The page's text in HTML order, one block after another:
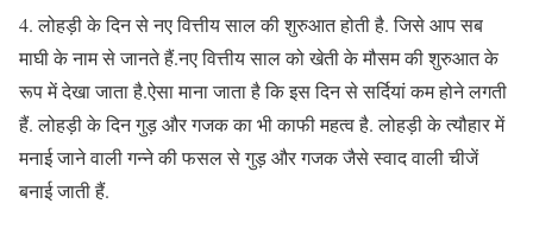
4. लोहड़ी के दिन से नए वित्तीय साल की शुरुआत होती है. जिसे आप सब
माघी के नाम से जानते हैं.नए वित्तीय साल को खेती के मौसम की शुरुआत के
रूप में देखा जाता है.ऐसा माना जाता है कि इस दिन से सर्दियां कम होने लगती
हैं. लोहड़ी के दिन गुड़ और गजक का भी काफी महत्व है. लोहड़ी के त्यौहार में
मनाई जाने वाली गन्ने की फसल से गुड़ और गजक जैसे स्वाद वाली चीजें
बनाई जाती हैं.